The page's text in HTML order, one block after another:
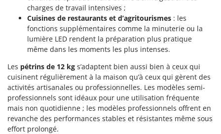
charges de travail intensives ;
Cuisines de restaurants et d’agritourismes : les
fonctions supplémentaires comme la minuterie ou la
lumière LED rendent la préparation plus pratique
même dans les moments les plus intenses.
Les pétrins de 12 kg s’adaptent bien aussi bien à ceux qui
cuisinent régulièrement à la maison qu’à ceux qui gèrent des
activités artisanales ou professionnelles. Les modèles semi-
professionnels sont idéaux pour une utilisation fréquente
mais non quotidienne ; les modèles professionnels offrent en
revanche des performances stables et résistantes même sous
effort prolongé.